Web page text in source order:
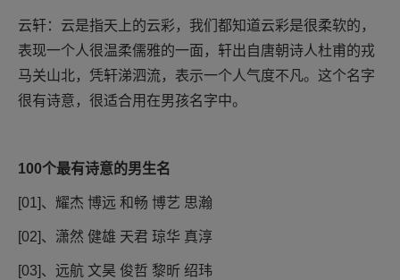
云轩：云是指天上的云彩，我们都知道云彩是很柔软的，
表现一个人很温柔儒雅的一面，轩出自唐朝诗人杜甫的戎
马关山北，凭轩涕泗流，表示一个人气度不凡。这个名字
很有诗意，很适合用在男孩名字中。
100个最有诗意的男生名
[01]、耀杰 博远 和畅 博艺 思瀚
[02]、潇然 健雄 天君 琼华 真淳
[03]、远航 文昊 俊哲 黎昕 绍玮